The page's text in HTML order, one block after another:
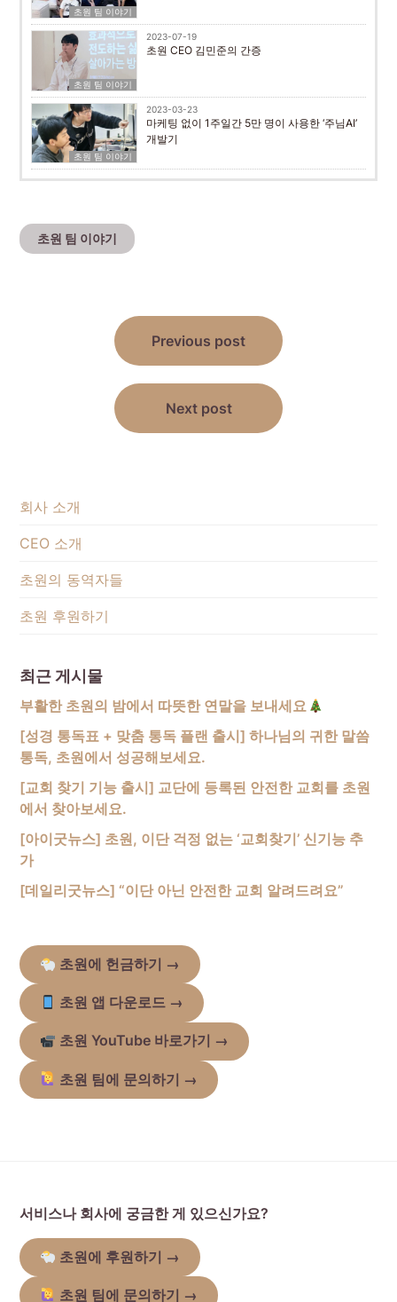
초원 팀 이야기
초원 팀 이야기
2023-07-19
초원 CEO 김민준의 간증
초원 팀 이야기
2023-03-23
마케팅 없이 1주일간 5만 명이 사용한 ‘주님AI’
개발기
초원 팀 이야기
navigation
Previous post
Next post
회사 소개
CEO 소개
초원의 동역자들
초원 후원하기
최근 게시물
부활한 초원의 밤에서 따뜻한 연말을 보내세요
[성경 통독표 + 맞춤 통독 플랜 출시] 하나님의 귀한 말씀
통독, 초원에서 성공해보세요.
[교회 찾기 기능 출시] 교단에 등록된 안전한 교회를 초원
에서 찾아보세요.
[아이굿뉴스] 초원, 이단 걱정 없는 ‘교회찾기’ 신기능 추
가
[데일리굿뉴스] “이단 아닌 안전한 교회 알려드려요”
초원에 헌금하기 →
초원 앱 다운로드 →
초원 YouTube 바로가기 →
초원 팀에 문의하기 →
서비스나 회사에 궁금한 게 있으신가요?
초원에 후원하기 →
초원 팀에 문의하기 →